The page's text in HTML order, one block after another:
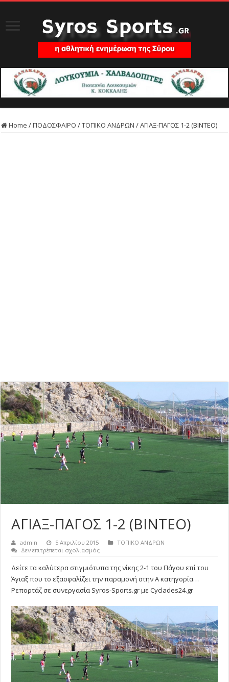
Home /ΠΟΔΟΣΦΑΙΡΟ /ΤΟΠΙΚΟ ΑΝΔΡΩΝ /ΑΓΙΑΞ-ΠΑΓΟΣ 1-2 (ΒΙΝΤΕΟ)
ΑΓΙΑΞ-ΠΑΓΟΣ 1-2 (ΒΙΝΤΕΟ)
admin 5 Απριλίου 2015
ΤΟΠΙΚΟ ΑΝΔΡΩΝ
Δεν επιτρέπεται σχολιασμόςστο
1-
2
(ΒΙΝΤΕΟ)
Δείτε τα καλύτερα στιγμιότυπα της νίκης 2-1 του Πάγου επί του
Άγιαξ που το εξασφαλίζει την παραμονή στην Α κατηγορία…
Ρεπορτάζ σε συνεργασία Syros-Sports.gr με Cyclades24.gr